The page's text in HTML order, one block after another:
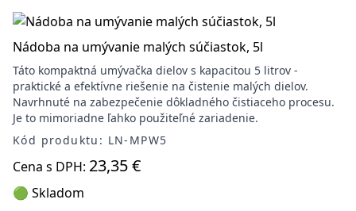
Nádoba na umývanie malých súčiastok, 5l
Táto kompaktná umývačka dielov s kapacitou 5 litrov -
praktické a efektívne riešenie na čistenie malých dielov.
Navrhnuté na zabezpečenie dôkladného čistiaceho procesu.
Je to mimoriadne ľahko použiteľné zariadenie.
Kód produktu: LN-MPW5
Cena s DPH: 23,35 €
🟢 Skladom